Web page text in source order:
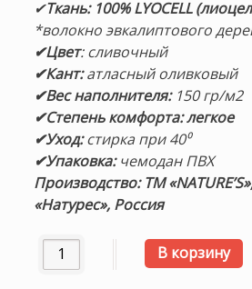
✔Ткань: 100% LYOCELL
*волокно эвкалиптового
✔Цвет: сливочный
✔Кант:атласный оливковый
✔Вес наполнителя:150 гр/м2
✔Степень комфорта: легкое
✔Уход:стирка при 40⁰
✔Упаковка:чемодан ПВХ
Производство: ТМ
«Натурес», Россия
Количество товараВ корзину